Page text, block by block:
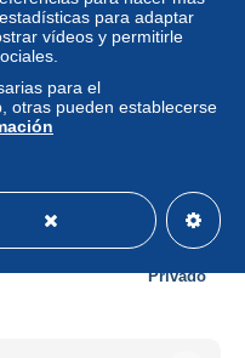
Eglise Abbatiale
Privado
para adaptar
vídeos y permitirle
para el
otras pueden establecerse